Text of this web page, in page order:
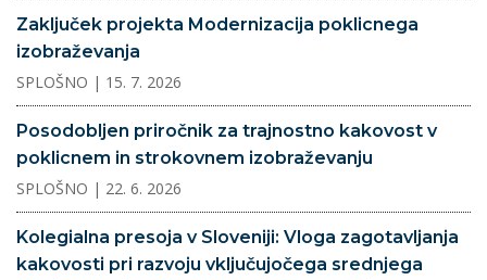
Zaključek projekta Modernizacija poklicnega
izobraževanja
SPLOŠNO | 15. 7. 2026
Posodobljen priročnik za trajnostno kakovost v
poklicnem in strokovnem izobraževanju
SPLOŠNO | 22. 6. 2026
Kolegialna presoja v Sloveniji: Vloga zagotavljanja
kakovosti pri razvoju vključujočega srednjega